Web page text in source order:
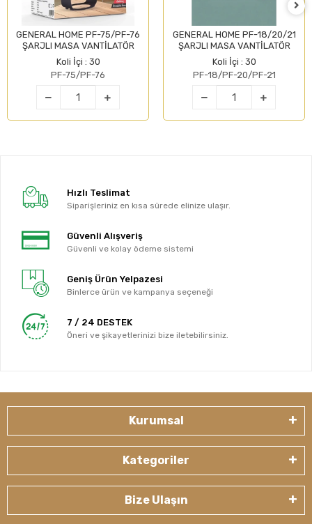
GENERAL HOME PF-75/PF-76
ŞARJLI MASA VANTİLATÖR
Koli İçi : 30
PF-75/PF-76
GENERAL HOME PF-18/20/21
ŞARJLI MASA VANTİLATÖR
Koli İçi : 30
PF-18/PF-20/PF-21
Hızlı Teslimat
Siparişleriniz en kısa sürede elinize ulaşır.
Güvenli Alışveriş
Güvenli ve kolay ödeme sistemi
Geniş Ürün Yelpazesi
Binlerce ürün ve kampanya seçeneği
7 / 24 DESTEK
Öneri ve şikayetlerinizi bize iletebilirsiniz.
Kurumsal
Kategoriler
Bize Ulaşın